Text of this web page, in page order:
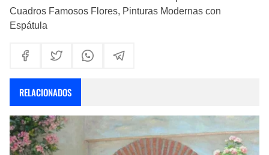
Cuadros Famosos Flores, Pinturas Modernas con
Espátula
RELACIONADOS